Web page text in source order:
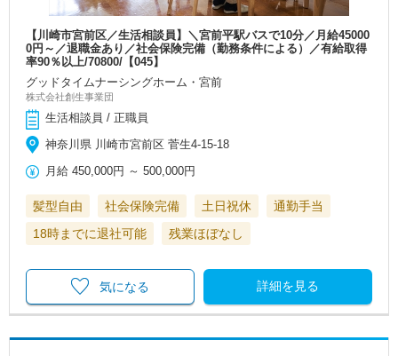
【川崎市宮前区／生活相談員】＼宮前平駅バスで10分／月給45000
0円～／退職金あり／社会保険完備（勤務条件による）／有給取得
率90％以上/70800/【045】
グッドタイムナーシングホーム・宮前
株式会社創生事業団
生活相談員 / 正職員
神奈川県 川崎市宮前区 菅生4-15-18
月給 450,000円 ～500,000円
髪型自由 社会保険完備 土日祝休
通勤手当
18時までに退社可能
残業ほぼなし
詳細を見る
気になる